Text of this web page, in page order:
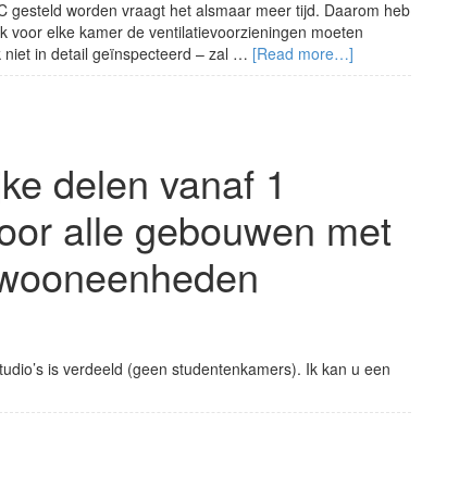
gesteld worden vraagt het alsmaar meer tijd. Daarom heb
elke kamer de ventilatievoorzieningen moeten
niet in detail geïnspecteerd – zal … [Read more…]
delen vanaf 1
alle gebouwen met
is verdeeld (geen studentenkamers). Ik kan u een